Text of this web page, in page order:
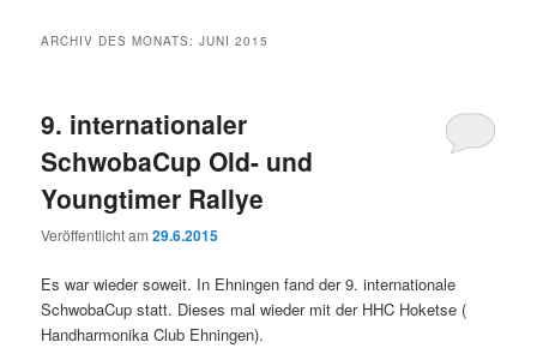
ARCHIV DES MONATS:JUNI 2015
9. internationaler
SchwobaCup Old- und
Youngtimer Rallye
Veröffentlicht am29.6.2015
Es war wieder soweit. In Ehningen fand der 9. internationale
SchwobaCup statt. Dieses mal wieder mit der HHC Hoketse (
Handharmonika Club Ehningen).